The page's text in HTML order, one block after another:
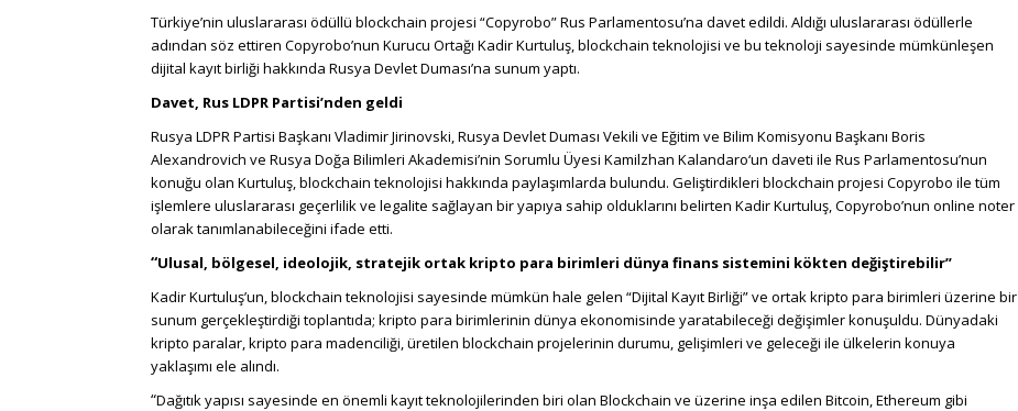
Türkiye’nin uluslararası ödüllü blockchain projesi “Copyrobo” Rus Parlamentosu’na davet edildi. Aldığı uluslararası ödüllerle
adından söz ettiren Copyrobo’nun Kurucu Ortağı Kadir Kurtuluş, blockchain teknolojisi ve bu teknoloji sayesinde mümkünleşen
dijital kayıt birliği hakkında Rusya Devlet Duması’na sunum yaptı.
Davet, Rus LDPR Partisi’nden geldi
Rusya LDPR Partisi Başkanı Vladimir Jirinovski, Rusya Devlet Duması Vekili ve Eğitim ve Bilim Komisyonu Başkanı Boris
Alexandrovich ve Rusya Doğa Bilimleri Akademisi’nin Sorumlu Üyesi Kamilzhan Kalandaro‘un daveti ile Rus Parlamentosu’nun
konuğu olan Kurtuluş, blockchain teknolojisi hakkında paylaşımlarda bulundu. Geliştirdikleri blockchain projesi Copyrobo ile tüm
işlemlere uluslararası geçerlilik ve legalite sağlayan bir yapıya sahip olduklarını belirten Kadir Kurtuluş, Copyrobo’nun online noter
olarak tanımlanabileceğini ifade etti.
“Ulusal, bölgesel, ideolojik, stratejik ortak kripto para birimleri dünya finans sistemini kökten değiştirebilir”
Kadir Kurtuluş’un, blockchain teknolojisi sayesinde mümkün hale gelen “Dijital Kayıt Birliği” ve ortak kripto para birimleri üzerine bir
sunum gerçekleştirdiği toplantıda; kripto para birimlerinin dünya ekonomisinde yaratabileceği değişimler konuşuldu. Dünyadaki
kripto paralar, kripto para madenciliği, üretilen blockchain projelerinin durumu, gelişimleri ve geleceği ile ülkelerin konuya
yaklaşımı ele alındı.
“Dağıtık yapısı sayesinde en önemli kayıt teknolojilerinden biri olan Blockchain ve üzerine inşa edilen Bitcoin, Ethereum gibi